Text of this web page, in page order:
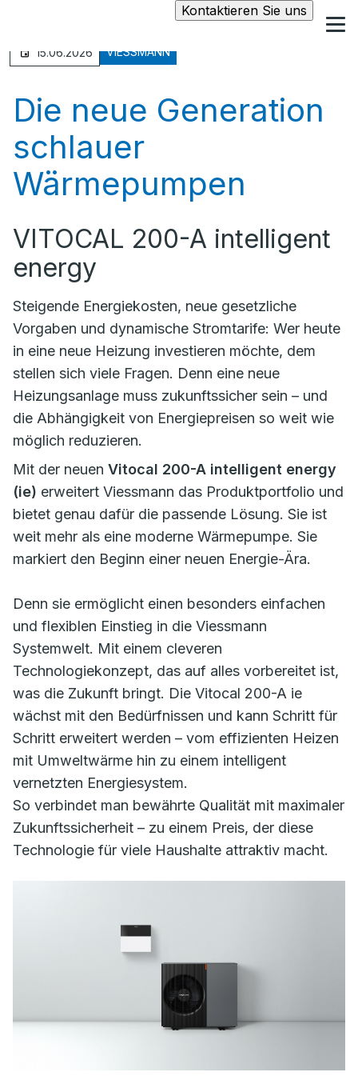
Kontaktieren Sie uns
15.06.2026 VIESSMANN
Die neue Generation
schlauer
Wärmepumpen
VITOCAL 200-A intelligent
energy
Steigende Energiekosten, neue gesetzliche
Vorgaben und dynamische Stromtarife: Wer heute
in eine neue Heizung investieren möchte, dem
stellen sich viele Fragen. Denn eine neue
Heizungsanlage muss zukunftssicher sein – und
die Abhängigkeit von Energiepreisen so weit wie
möglich reduzieren.
Mit der neuen Vitocal 200-A intelligent energy
(ie) erweitert Viessmann das Produktportfolio und
bietet genau dafür die passende Lösung. Sie ist
weit mehr als eine moderne Wärmepumpe. Sie
markiert den Beginn einer neuen Energie-Ära.
Denn sie ermöglicht einen besonders einfachen
und flexiblen Einstieg in die Viessmann
Systemwelt. Mit einem cleveren
Technologiekonzept, das auf alles vorbereitet ist,
was die Zukunft bringt. Die Vitocal 200-A ie
wächst mit den Bedürfnissen und kann Schritt für
Schritt erweitert werden – vom effizienten Heizen
mit Umweltwärme hin zu einem intelligent
vernetzten Energiesystem.
So verbindet man bewährte Qualität mit maximaler
Zukunftssicherheit – zu einem Preis, der diese
Technologie für viele Haushalte attraktiv macht.